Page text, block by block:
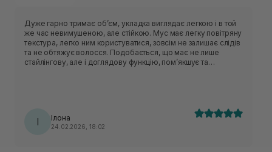
Дуже гарно тримає обʼєм, укладка виглядає легкою і в той
же час невимушеною, але стійкою. Мус має легку повітряну
текстура, легко ним користуватися, зовсім не залишає слідів
та не обтяжує волосся. Подобається, що має не лише
стайлінгову, але і доглядову функцію, помʼякшує та
І Ілона
24.02.2026, 18:02